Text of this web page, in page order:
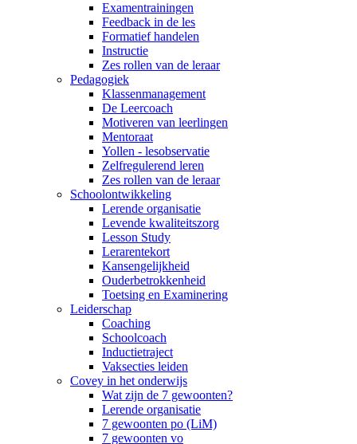
Examentrainingen
Feedback in de les
Formatief handelen
Instructie
Zes rollen van de leraar
Pedagogiek
Klassenmanagement
De Leercoach
Motiveren van leerlingen
Mentoraat
Yollen - lesobservatie
Zelfregulerend leren
Zes rollen van de leraar
Schoolontwikkeling
Lerende organisatie
Levende kwaliteitszorg
Lesson Study
Lerarentekort
Kansengelijkheid
Ouderbetrokkenheid
Toetsing en Examinering
Leiderschap
Coaching
Schoolcoach
Inductietraject
Vaksecties leiden
Covey in het onderwijs
Wat zijn de 7 gewoonten?
Lerende organisatie
7 gewoonten po (LiM)
7 gewoonten vo